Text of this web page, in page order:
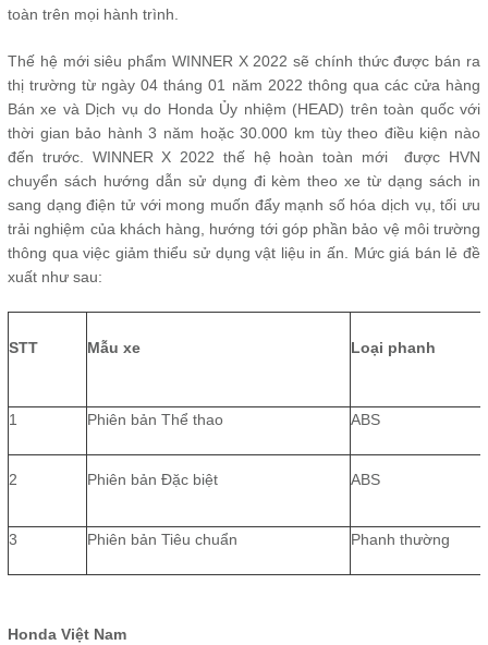
toàn trên mọi hành trình.
Thế hệ mới siêu phẩm WINNER X 2022 sẽ chính thức được bán ra
thị trường từ ngày 04 tháng 01 năm 2022 thông qua các cửa hàng
Bán xe và Dịch vụ do Honda Ủy nhiệm (HEAD) trên toàn quốc với
thời gian bảo hành 3 năm hoặc 30.000 km tùy theo điều kiện nào
đến trước. WINNER X 2022 thế hệ hoàn toàn mới được HVN
chuyển sách hướng dẫn sử dụng đi kèm theo xe từ dạng sách in
sang dạng điện tử với mong muốn đẩy mạnh số hóa dịch vụ, tối ưu
trải nghiệm của khách hàng, hướng tới góp phần bảo vệ môi trường
thông qua việc giảm thiểu sử dụng vật liệu in ấn. Mức giá bán lẻ đề
xuất như sau:
STT Mẫu xe Loại phanh
1 Phiên bản Thể thao ABS
2 Phiên bản Đặc biệt ABS
3 Phiên bản Tiêu chuẩn Phanh thường
Honda Việt Nam